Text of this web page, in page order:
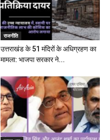
राजनीति
उत्तराखंड के 51 मंदिरों के अधिग्रहण का
मामला: भाजपा सरकार ने...